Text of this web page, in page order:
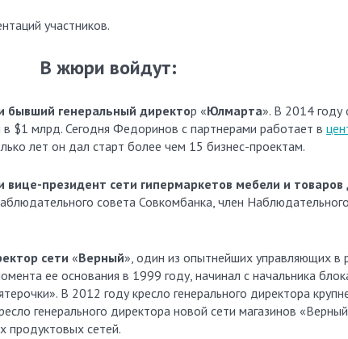
участников.
В жюри войдут:
бывший генеральный директор «Юлмарта». В 2014 году
в $1 млрд. Сегодня Федоринов с партнерами работает в
лет он дал старт более чем 15 бизнес-проектам.
вице-президент сети гипермаркетов мебели и
совета Совкомбанка, член
сети «Верный», один из опытнейших управляющих в
ее основания в 1999 году, начинал с начальника
В 2012 году кресло генерального директора
генерального директора новой сети магазинов
продуктовых сетей.